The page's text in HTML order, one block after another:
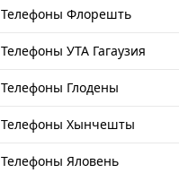
Телефоны Флорешть
Телефоны УТА Гагаузия
Телефоны Глодены
Телефоны Хынчешты
Телефоны Яловень